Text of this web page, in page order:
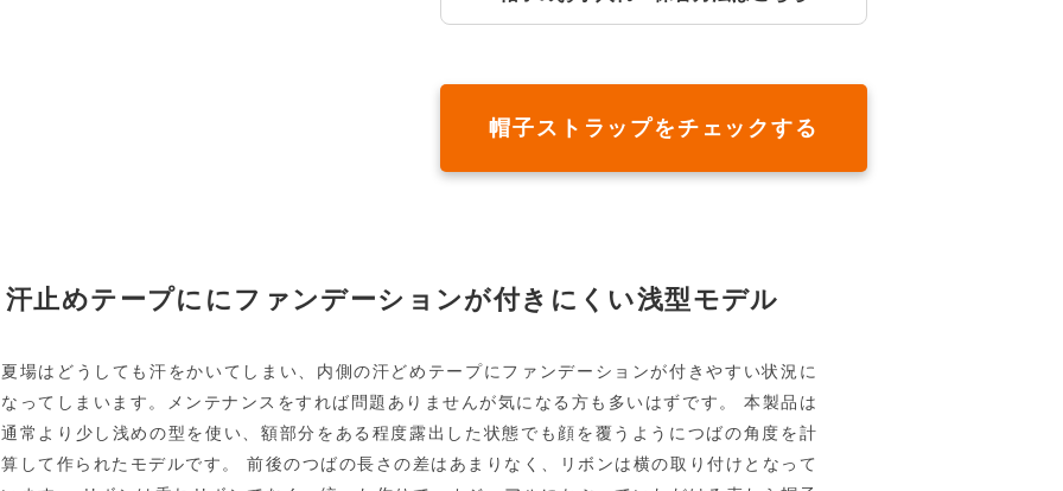
帽子ストラップをチェックする
汗止めテープににファンデーションが付きにくい浅型モデル
夏場はどうしても汗をかいてしまい、内側の汗どめテープにファンデーションが付きやすい状況に
なってしまいます。メンテナンスをすれば問題ありませんが気になる方も多いはずです。 本製品は
通常より少し浅めの型を使い、額部分をある程度露出した状態でも顔を覆うようにつばの角度を計
算して作られたモデルです。 前後のつばの長さの差はあまりなく、リボンは横の取り付けとなって